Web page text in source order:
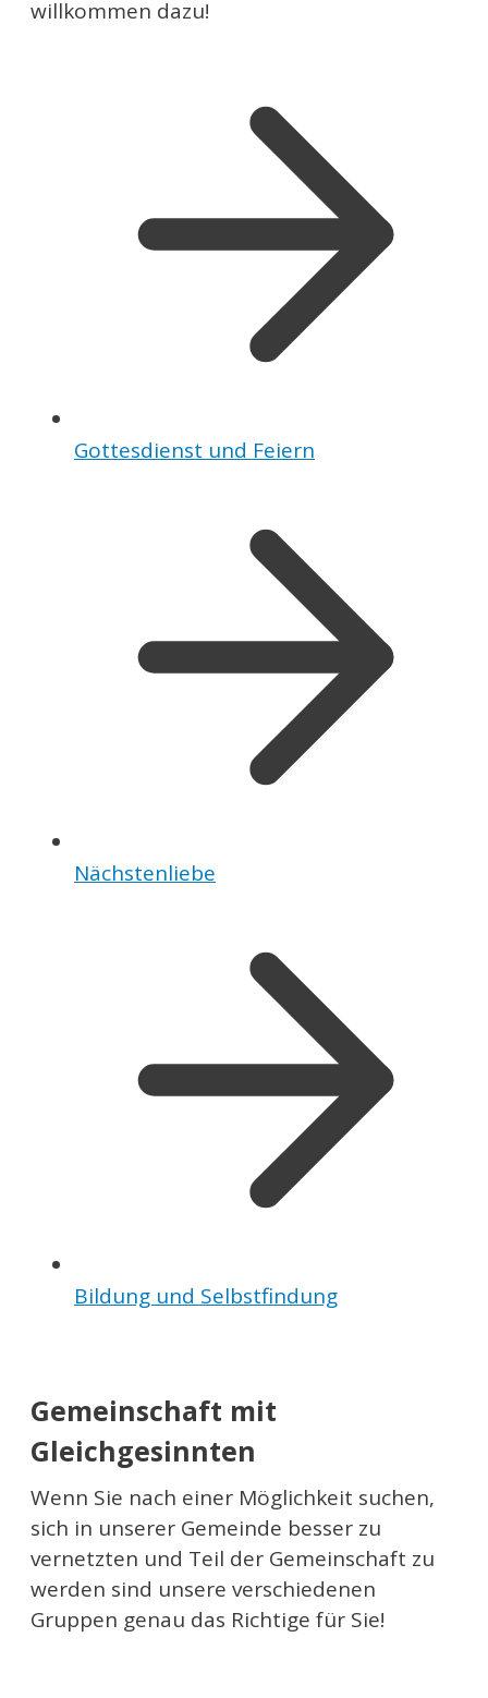
willkommen dazu!
Gottesdienst und Feiern
Nächstenliebe
Bildung und Selbstfindung
Gemeinschaft mit
Gleichgesinnten
Wenn Sie nach einer Möglichkeit suchen,
sich in unserer Gemeinde besser zu
vernetzten und Teil der Gemeinschaft zu
werden sind unsere verschiedenen
Gruppen genau das Richtige für Sie!